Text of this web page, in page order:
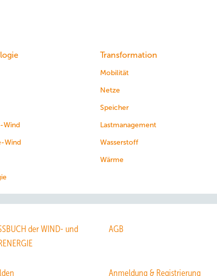
Wind
Wind
Transformation
Mobilität
Netze
Speicher
Lastmanagement
Wasserstoff
Wärme
der WIND- und
AGB
Anmeldung & Registrierung